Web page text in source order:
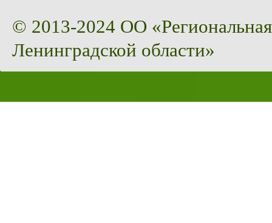
© 2013-2024 ОО
Ленинградской области»